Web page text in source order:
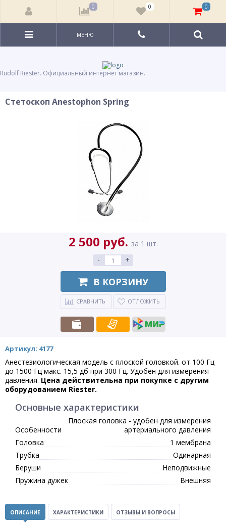
Rudolf Riester. Официальный интернет магазин.
МЕНЮ
Стетоскоп Anestophon Spring
Артикул: 4177
Анестезиологическая модель с плоской головкой. от 100 Гц
до 1500 Гц макс. 15,5 дб при 300 Гц. Удобен для измерения
давления. Цена действительна при покупке с другим
оборудованием Riester.
2 500 руб. за 1 шт.
-
+
В КОРЗИНУ
СРАВНИТЬ ОТЛОЖИТЬ
Основные характеристики
Особенности
Плоская головка - удобен для измерения
артериального давления
Головка
1 мембрана
Трубка
Одинарная
Беруши
Неподвижные
Пружина дужек
Внешняя
ОПИСАНИЕ ХАРАКТЕРИСТИКИ ОТЗЫВЫ И ВОПРОСЫ
0 0 0